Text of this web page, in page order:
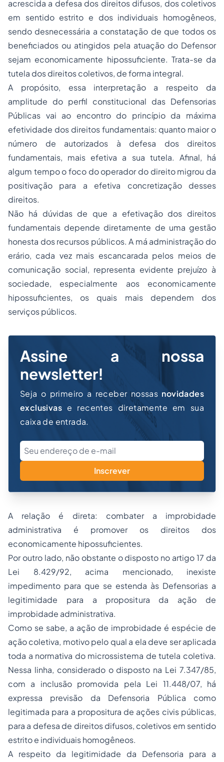
acrescida a defesa dos direitos difusos, dos coletivos
em sentido estrito e dos individuais homogêneos,
sendo desnecessária a constatação de que todos os
beneficiados ou atingidos pela atuação do Defensor
sejam economicamente hipossuficiente. Trata-se da
tutela dos direitos coletivos, de forma integral.
A propósito, essa interpretação a respeito da
amplitude do perfil constitucional das Defensorias
Públicas vai ao encontro do princípio da máxima
efetividade dos direitos fundamentais: quanto maior o
número de autorizados à defesa dos direitos
fundamentais, mais efetiva a sua tutela. Afinal, há
algum tempo o foco do operador do direito migrou da
positivação para a efetiva concretização desses
direitos.
Não há dúvidas de que a efetivação dos direitos
fundamentais depende diretamente de uma gestão
honesta dos recursos públicos. A má administração do
erário, cada vez mais escancarada pelos meios de
comunicação social, representa evidente prejuízo à
sociedade, especialmente aos economicamente
hipossuficientes, os quais mais dependem dos
serviços públicos.
Assine a nossa
newsletter!
Seja o primeiro a receber nossas novidades
exclusivas e recentes diretamente em sua
caixa de entrada.
Inscrever
A relação é direta: combater a improbidade
administrativa é promover os direitos dos
economicamente hipossuficientes.
Por outro lado, não obstante o disposto no artigo 17 da
Lei 8.429/92, acima mencionado, inexiste
impedimento para que se estenda às Defensorias a
legitimidade para a propositura da ação de
improbidade administrativa.
Como se sabe, a ação de improbidade é espécie de
ação coletiva, motivo pelo qual a ela deve ser aplicada
toda a normativa do microssistema de tutela coletiva.
Nessa linha, considerado o disposto na Lei 7.347/85,
com a inclusão promovida pela Lei 11.448/07, há
expressa previsão da Defensoria Pública como
legitimada para a propositura de ações civis públicas,
para a defesa de direitos difusos, coletivos em sentido
estrito e individuais homogêneos.
A respeito da legitimidade da Defensoria para a